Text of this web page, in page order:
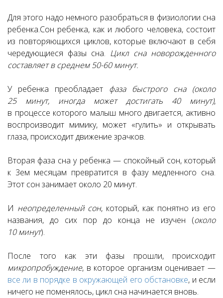
Для этого надо немного разобраться в физиологии сна
ребенка.Сон ребенка, как и любого человека, состоит
из повторяющихся циклов, которые включают в себя
чередующиеся фазы сна. Цикл сна новорожденного
составляет в среднем 50-60 минут.
У ребенка преобладает фаза быстрого сна (около
25 минут, иногда может достигать 40 минут),
в процессе которого малыш много двигается, активно
воспроизводит мимику, может «гулить» и открывать
глаза, происходит движение зрачков.
Вторая фаза сна у ребенка — спокойный сон, который
к 3ем месяцам превратится в фазу медленного сна.
Этот сон занимает около 20 минут.
И неопределенный сон, который, как понятно из его
названия, до сих пор до конца не изучен (около
10 минут).
После того как эти фазы прошли, происходит
микропробуждение, в которое организм оценивает —
все ли в порядке в окружающей его обстановке, и если
ничего не поменялось, цикл сна начинается вновь.